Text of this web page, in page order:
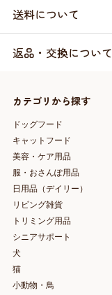
送料について
返品・交換について
カテゴリから探す
ドッグフード
キャットフード
美容・ケア用品
服・おさんぽ用品
日用品（デイリー）
リビング雑貨
トリミング用品
シニアサポート
犬
猫
小動物・鳥